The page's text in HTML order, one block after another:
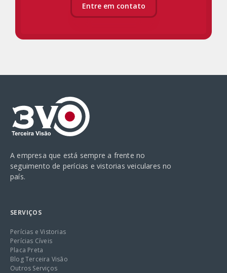
Entre em contato
A empresa que está sempre a frente no
seguimento de perícias e vistorias veiculares no
país.
SERVIÇOS
Perícias e Vistorias
Perícias Cíveis
Placa Preta
Blog Terceira Visão
Outros Serviços